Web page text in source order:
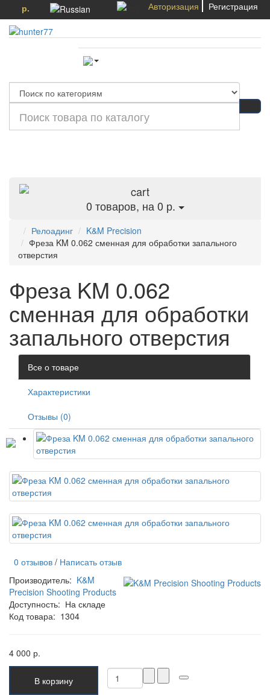
р. Авторизация Регистрация
0 товаров, на 0 р.
Релоадинг
K&M Precision
Фреза KM 0.062 сменная для обработки запального
отверстия
Фреза KM 0.062
сменная для обработки
запального отверстия
Все о товаре
Характеристики
Отзывы (0)
0 отзывов / Написать отзыв
Производитель: K&M
Precision Shooting Products
Доступность: На складе
Код товара: 1304
4 000 р.
В корзину